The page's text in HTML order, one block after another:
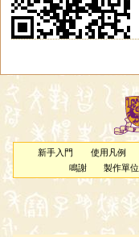
新手入門 使用凡例
鳴謝
製作單位